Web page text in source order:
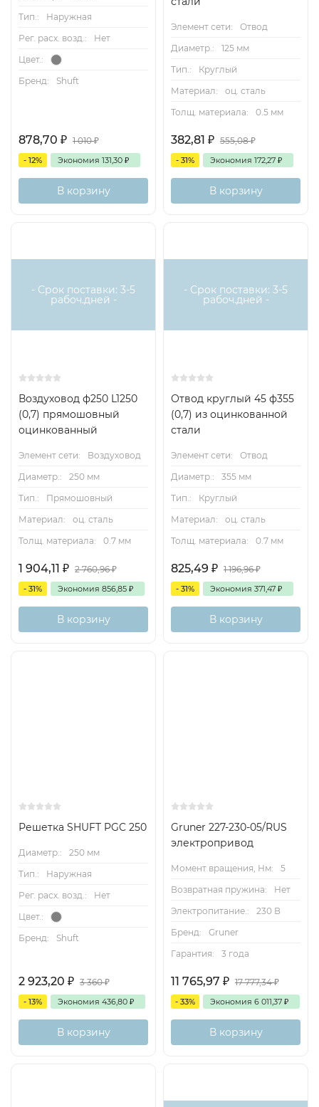
Тип.:
Наружная
Рег. расх. возд.:
Нет
Цвет.:
Бренд: Shuft
878,70 ₽ 1 010₽
- 12% Экономия 131,30 ₽
В корзину
Элемент сети:
Отвод
Диаметр.:
125 мм
Тип.:
Круглый
Материал:
оц. сталь
Толщ. материала:
0.5 мм
382,81 ₽ 555,08₽
- 31% Экономия 172,27 ₽
В корзину
- Срок поставки: 3-5
рабоч.дней -
Воздуховод ф250 L1250
(0,7) прямошовный
оцинкованный
Элемент сети:
Воздуховод
Диаметр.:
250 мм
Тип.:
Прямошовный
Материал:
оц. сталь
Толщ. материала:
0.7 мм
1 904,11 ₽ 2 760,96₽
- 31% Экономия 856,85 ₽
В корзину
- Срок поставки: 3-5
рабоч.дней -
Отвод круглый 45 ф355
(0,7) из оцинкованной
стали
Элемент сети:
Отвод
Диаметр.:
355 мм
Тип.:
Круглый
Материал:
оц. сталь
Толщ. материала:
0.7 мм
825,49 ₽ 1 196,96₽
- 31% Экономия 371,47 ₽
В корзину
Решетка SHUFT PGC 250
Диаметр.:
250 мм
Тип.:
Наружная
Рег. расх. возд.:
Нет
Цвет.:
Бренд: Shuft
2 923,20 ₽ 3 360₽
- 13% Экономия 436,80 ₽
В корзину
Gruner 227-230-05/RUS
электропривод
Момент вращения, Нм:
5
Возвратная пружина:
Нет
Электропитание.:
230 В
Бренд:
Gruner
Гарантия:
3 года
11 765,97 ₽ 17 777,34₽
- 33% Экономия 6 011,37 ₽
В корзину